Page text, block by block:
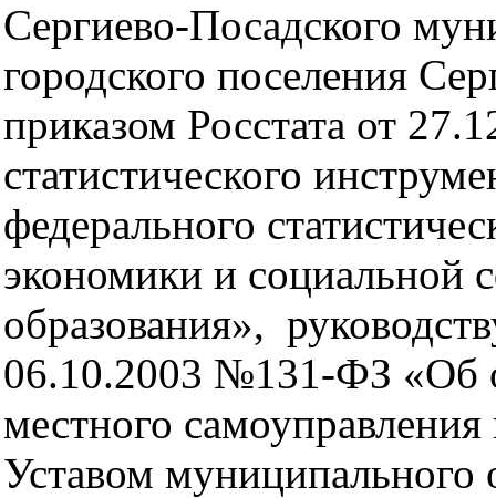
Сергиево-Посадского
городского поселения
приказом Росстата от
статистического
федерального
экономики и социальной
образования»,
06.10.2003 №131-ФЗ «Об
местного
Уставом муниципального